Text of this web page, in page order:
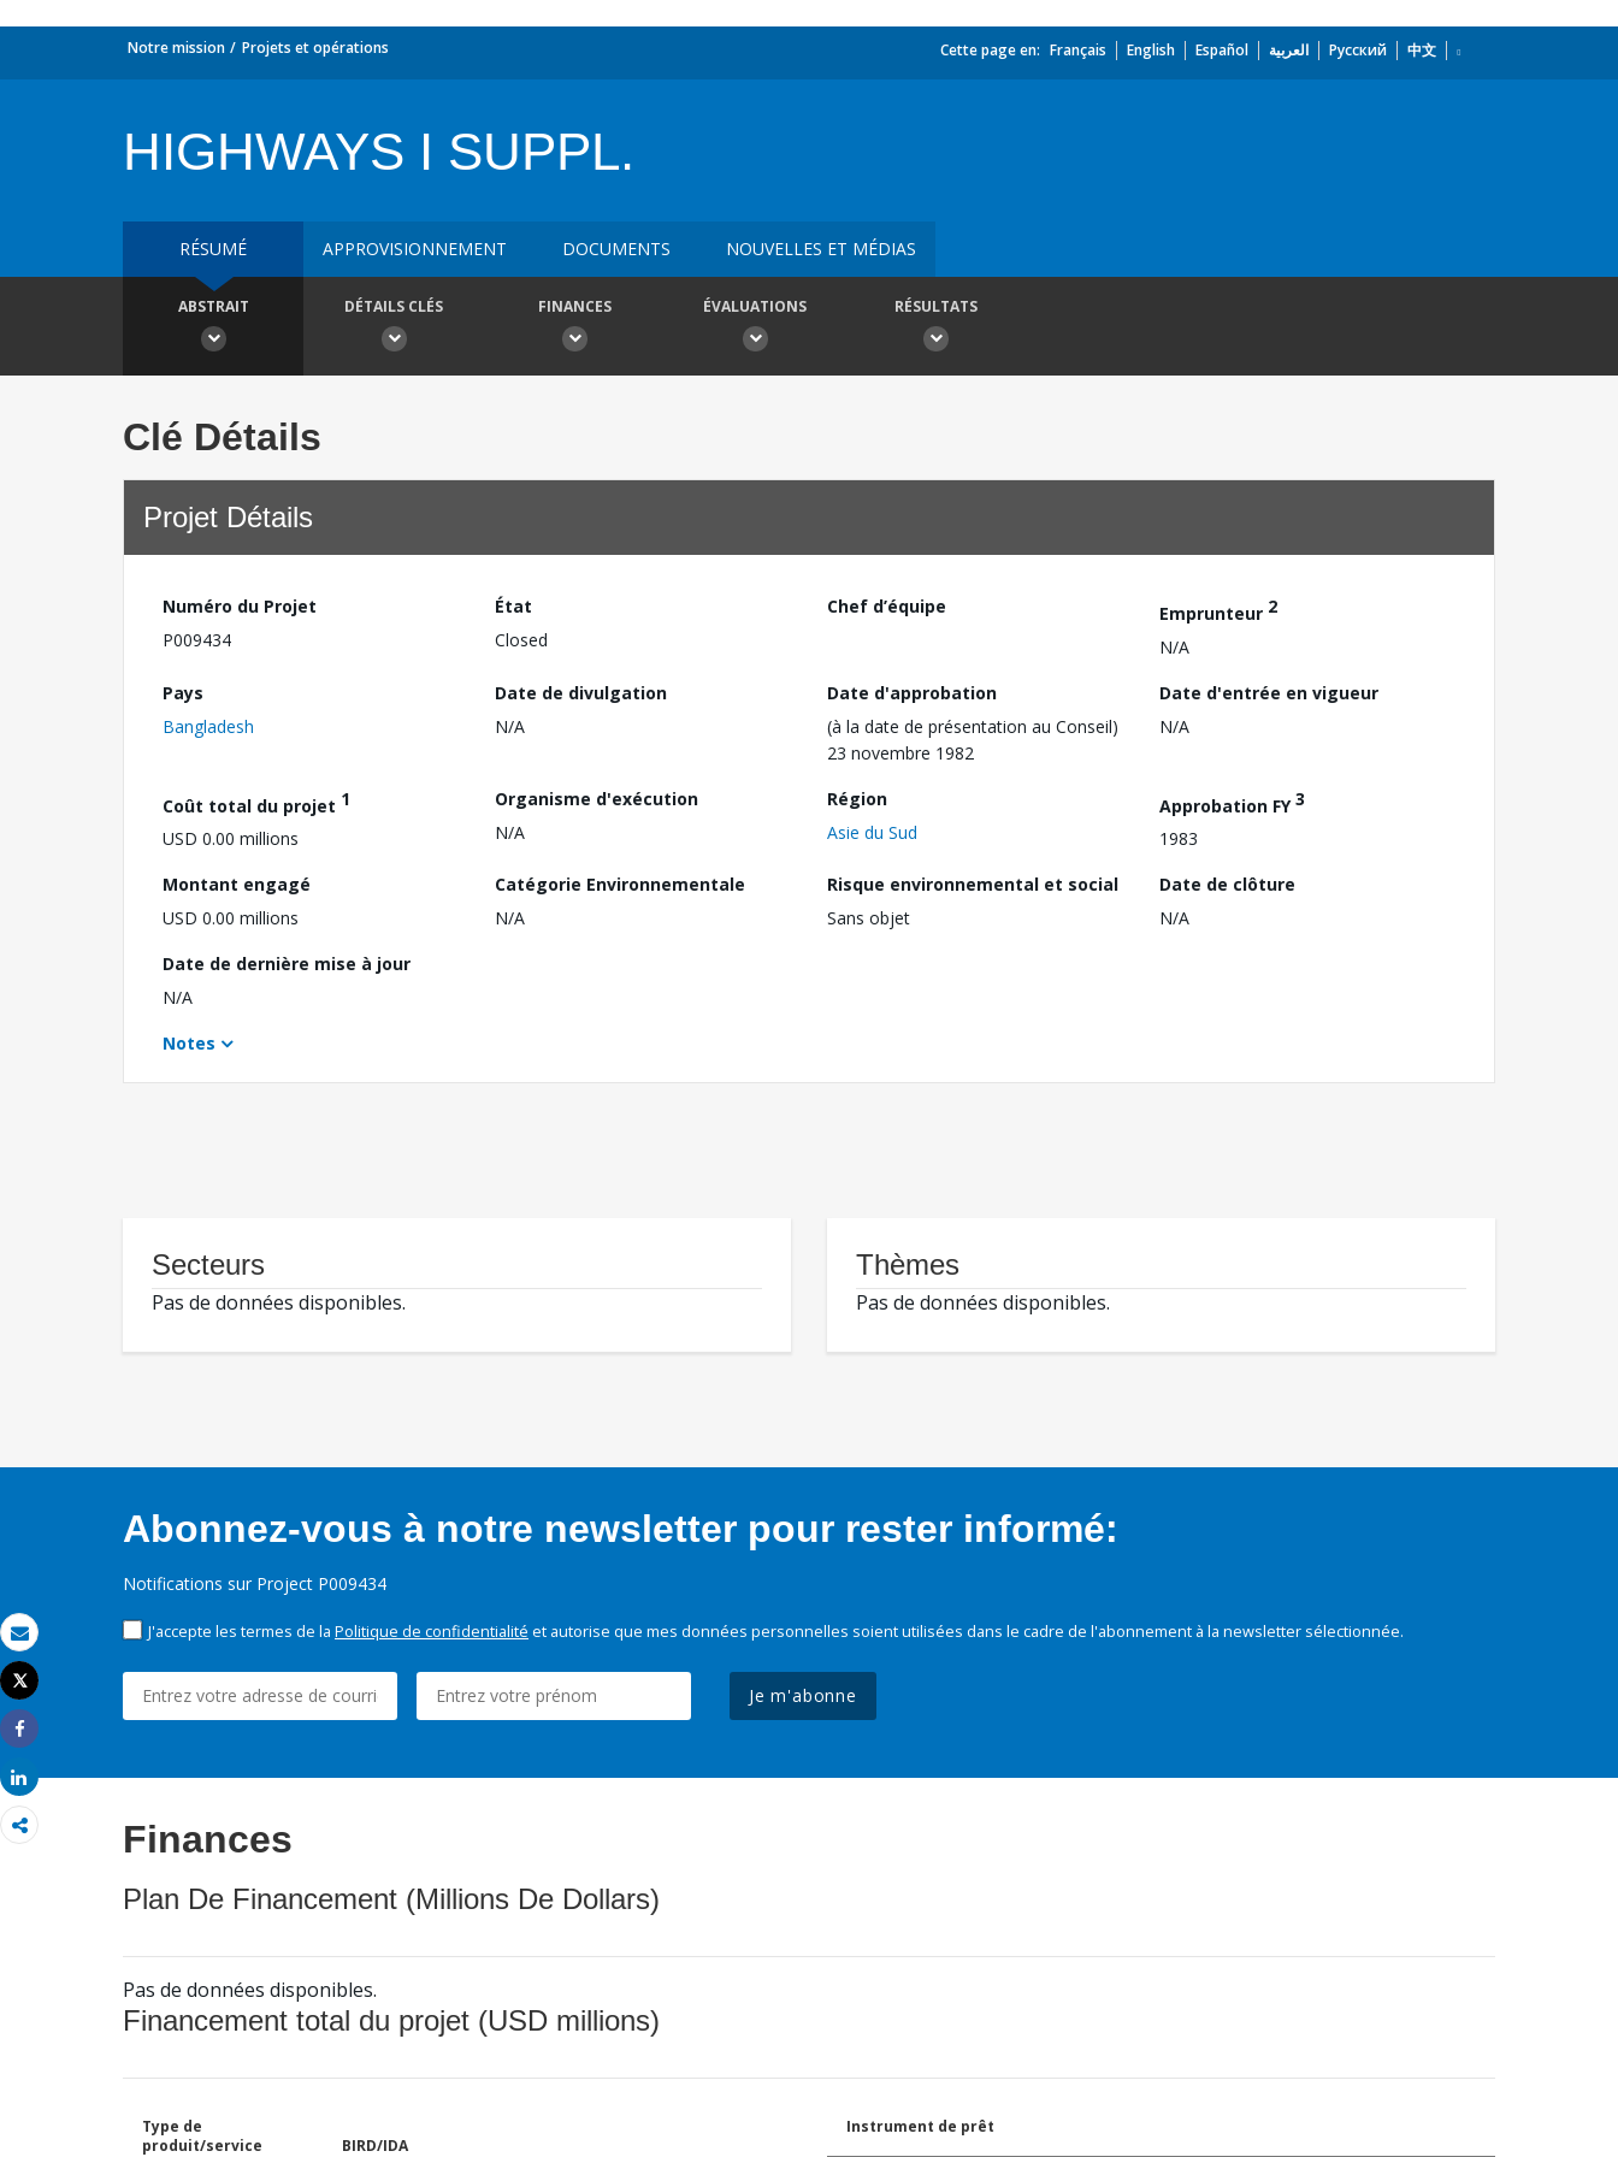
Email
Imprimer
Tweet
Share
Share
Notre mission Projets et opérations Cette page en: Français English Español العربية Русский 中文
HIGHWAYS I SUPPL.
RÉSUMÉ APPROVISIONNEMENT DOCUMENTS NOUVELLES ET MÉDIAS
ABSTRAIT DÉTAILS CLÉS FINANCES ÉVALUATIONS RÉSULTATS
Clé Détails
Projet Détails
Numéro du Projet
P009434
État
Closed
Chef d’équipe Emprunteur 2
N/A
Pays
Bangladesh
Date de divulgation
N/A
Date d'approbation
(à la date de présentation au Conseil)
23 novembre 1982
Date d'entrée en vigueur
N/A
Coût total du projet 1
USD 0.00 millions
Organisme d'exécution
N/A
Région
Asie du Sud
Approbation FY3
1983
Montant engagé
USD 0.00 millions
Catégorie Environnementale
N/A
Risque environnemental et social
Sans objet
Date de clôture
N/A
Date de dernière mise à jour
N/A
Notes
Secteurs
Pas de données disponibles.
Thèmes
Pas de données disponibles.
Abonnez-vous à notre newsletter pour rester informé:
Notifications sur Project P009434
J'accepte les termes de la Politique de confidentialité et autorise que mes données personnelles soient utilisées dans le cadre de l'abonnement à la newsletter sélectionnée.
Je m'abonne
Finances
Plan De Financement (Millions De Dollars)
Pas de données disponibles.
Financement total du projet (USD millions)
Type de
produit/service
BIRD/IDA
Instrument de prêt